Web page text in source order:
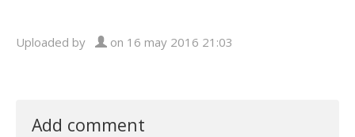
Uploaded by on 16 may 2016 21:03
Add comment